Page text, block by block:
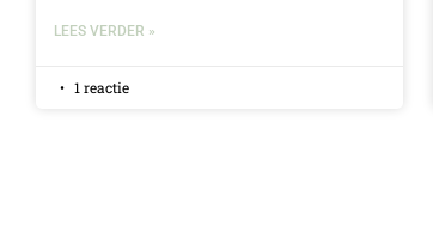
LEES VERDER »
1 reactie